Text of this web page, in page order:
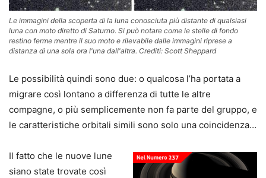
Le immagini della scoperta di la luna conosciuta più distante di qualsiasi
luna con moto diretto di Saturno. Si può notare come le stelle di fondo
restino ferme mentre il suo moto e rilevabile dalle immagini riprese a
distanza di una sola ora l'una dall'altra. Crediti: Scott Sheppard
Le possibilità quindi sono due: o qualcosa l’ha portata a
migrare così lontano a differenza di tutte le altre
compagne, o più semplicemente non fa parte del gruppo, e
le caratteristiche orbitali simili sono solo una coincidenza…
Il fatto che le nuove lune
siano state trovate così